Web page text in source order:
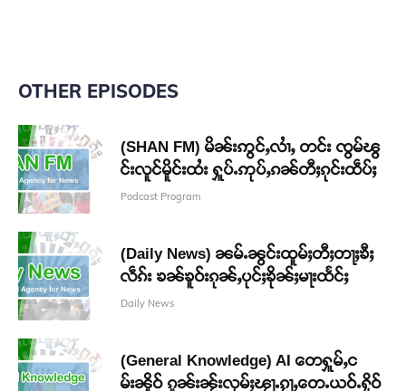
OTHER EPISODES
(SHAN FM) မိၼ်းဢွင်ႇလၢႆႇ တင်း ၸွမ်ၽွ
င်းလူင်မိူင်းထႆး ႁူပ်ႉဢုပ်ႇၵၼ်တီႈၵုင်းထဵပ်ႈ
Podcast Program
(Daily News) ၼမ်ႉၼွင်းထူမ်ႈတီႈတႃႈၶီႈ
လဵၵ်း ၶၼ်ၶူဝ်းၵုၼ်ႇပုင်ႈၶိုၼ်ႈမႃးထႅင်ႈ
Daily News
(General Knowledge) AI တေႁူမ်ႇင
မ်းၼိူဝ် ၵူၼ်းၼႂ်းလုမ်ႈၾႃႉၵႂႃႇတေႉယဝ်ႉႁိုဝ်